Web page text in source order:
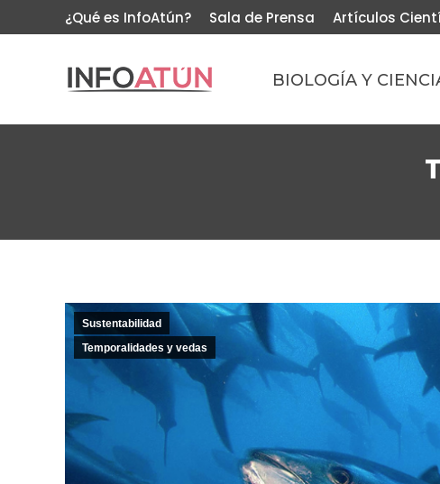
¿Qué es InfoAtún? Sala de Prensa Artículos
BIOLOGÍA Y
Sustentabilidad
Temporalidades y vedas